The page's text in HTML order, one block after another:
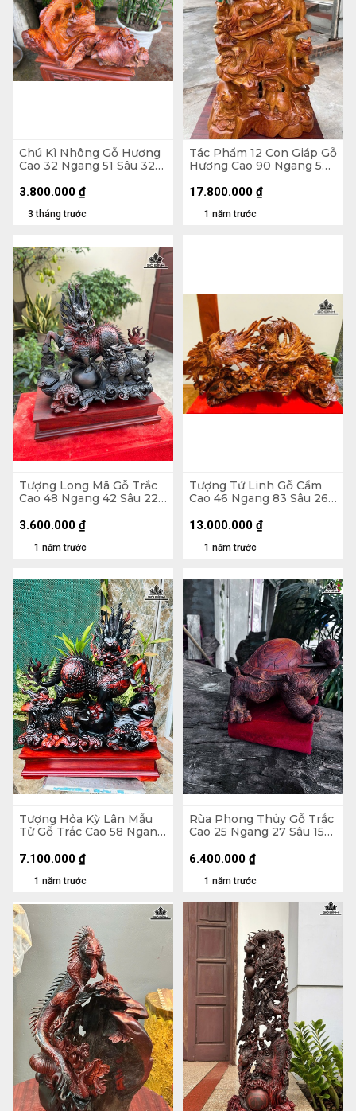
Chú Kì Nhông Gỗ Hương
Cao 32 Ngang 51 Sâu 32
3 tháng trước
3.800.000 ₫
Tác Phẩm 12 Con Giáp Gỗ
Hương Cao 90 Ngang 50
1 năm trước
17.800.000 ₫
Tượng Long Mã Gỗ Trắc
Cao 48 Ngang 42 Sâu 22
1 năm trước
3.600.000 ₫
Tượng Tứ Linh Gỗ Cẩm
Cao 46 Ngang 83 Sâu 26
1 năm trước
13.000.000 ₫
Tượng Hỏa Kỳ Lân Mẫu
Tử Gỗ Trắc Cao 58 Ngang
1 năm trước
7.100.000 ₫
Rùa Phong Thủy Gỗ Trắc
Cao 25 Ngang 27 Sâu 15
1 năm trước
6.400.000 ₫